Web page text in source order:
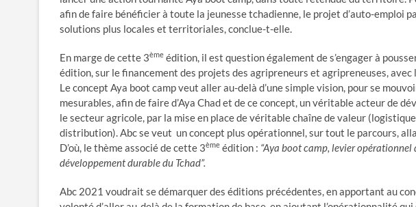
afin de faire bénéficier à toute la jeunesse tchadienne, le projet d’auto-emploi
solutions plus locales et territoriales, conclue-t-elle.
En marge de cette 3ème édition, il est question également de s’engager à
édition, sur le financement des projets des agripreneurs et agripreneuses,
Le concept Aya boot camp veut aller au-delà d’une simple vision, pour se
mesurables, afin de faire d’Aya Chad et de ce concept, un véritable acteur de
le secteur agricole, par la mise en place de véritable chaîne de valeur
distribution). Abc se veut un concept plus opérationnel, sur tout le parcours,
D’où, le thème associé de cette 3ème édition : “Aya boot camp, levier
développement durable du Tchad”.
Abc 2021 voudrait se démarquer des éditions précédentes, en apportant au